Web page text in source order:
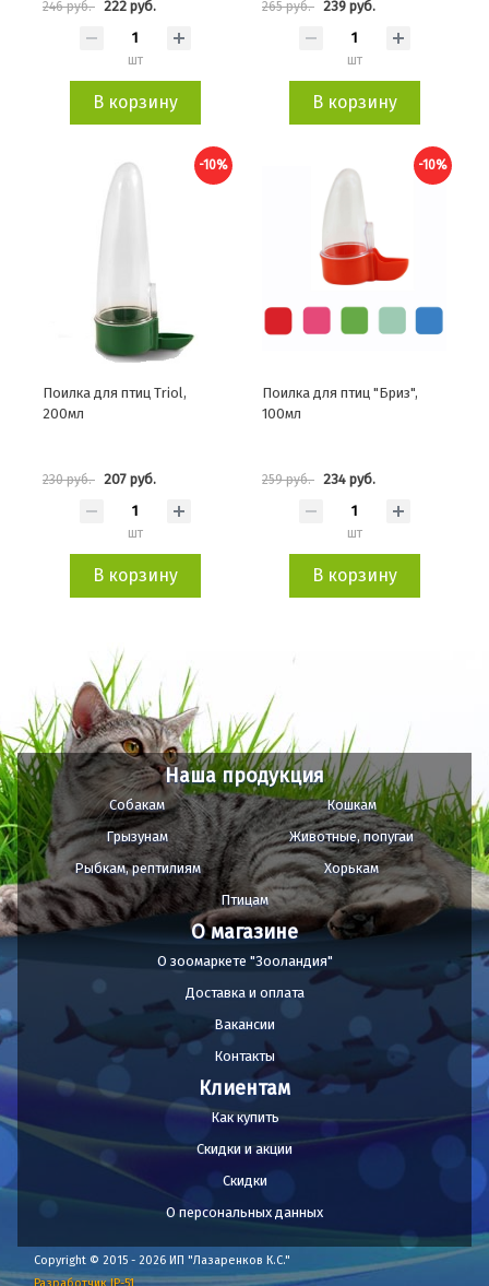
246 руб. 222 руб.
шт
В корзину
265 руб. 239 руб.
шт
В корзину
-10%
Поилка для птиц Triol,
200мл
230 руб. 207 руб.
шт
В корзину
-10%
Поилка для птиц "Бриз",
100мл
259 руб. 234 руб.
шт
В корзину
Наша продукция
Собакам
Кошкам
Грызунам
Животные, попугаи
Рыбкам, рептилиям
Хорькам
Птицам
О магазине
О зоомаркете "Зооландия"
Доставка и оплата
Вакансии
Контакты
Клиентам
Как купить
Скидки и акции
Скидки
О персональных данных
Copyright © 2015 - 2026 ИП "Лазаренков К.С."